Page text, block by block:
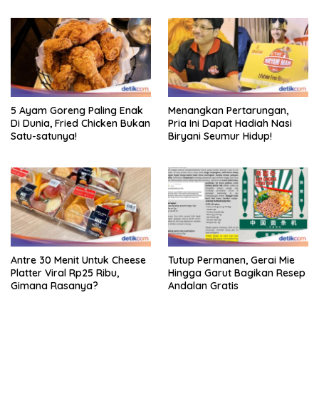
5 Ayam Goreng Paling Enak
Di Dunia, Fried Chicken Bukan
Satu-satunya!
Menangkan Pertarungan,
Pria Ini Dapat Hadiah Nasi
Biryani Seumur Hidup!
Antre 30 Menit Untuk Cheese
Platter Viral Rp25 Ribu,
Gimana Rasanya?
Tutup Permanen, Gerai Mie
Hingga Garut Bagikan Resep
Andalan Gratis